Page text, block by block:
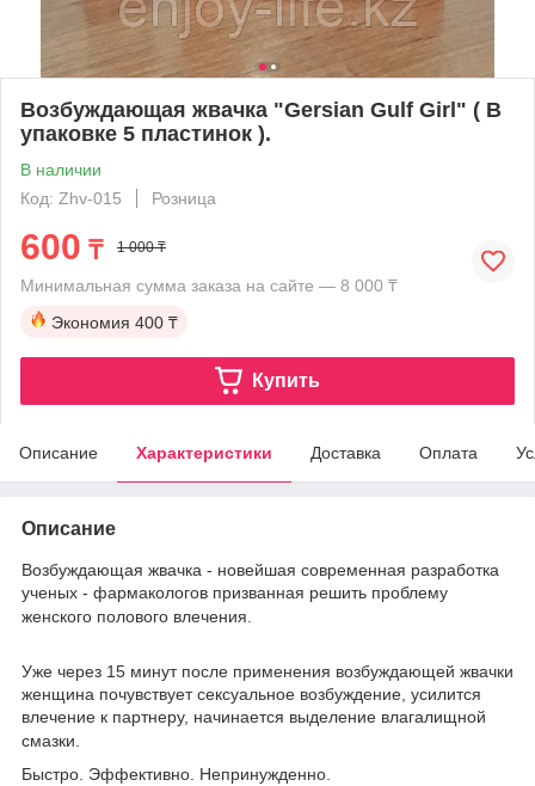
Возбуждающая жвачка "Gersian Gulf Girl" ( В
упаковке 5 пластинок ).
В наличии
Код: Zhv-015
Розница
600 ₸ 1 000 ₸
Минимальная сумма заказа на сайте — 8 000 ₸
Экономия 400 ₸
Купить
Описание Характеристики Доставка Оплата
Описание
Возбуждающая жвачка - новейшая современная разработка
ученых - фармакологов призванная решить проблему
женского полового влечения.
Уже через 15 минут после применения возбуждающей жвачки
женщина почувствует сексуальное возбуждение, усилится
влечение к партнеру, начинается выделение влагалищной
смазки.
Быстро. Эффективно. Непринужденно.